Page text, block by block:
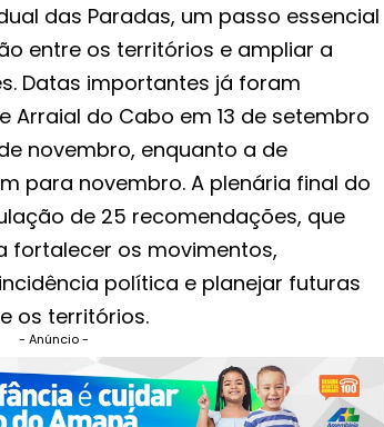
das Paradas, um passo essencial
entre os territórios e ampliar a
Datas importantes já foram
Arraial do Cabo em 13 de setembro
novembro, enquanto a de
para novembro. A plenária final do
de 25 recomendações, que
fortalecer os movimentos,
política e planejar futuras
os territórios.
- Anúncio -